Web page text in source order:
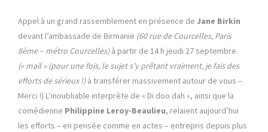
Appel à un grand rassemblement en présence de Jane Birkin
devant l’ambassade de Birmanie (60 rue de Courcelles, Paris
8ème – métro Courcelles)à partir de 14 h jeudi 27 septembre.
(« mail » (pour une fois, le sujet s’y prêtant vraiment, je fais des
efforts de sérieux !)à transférer massivement autour de vous –
Merci !) L’inoubliable interprète de « Di doo dah », ainsi que la
comédienne Philippine Leroy-Beaulieu, relaient aujourd’hui
les efforts – en pensée comme en actes – entrepris depuis plus